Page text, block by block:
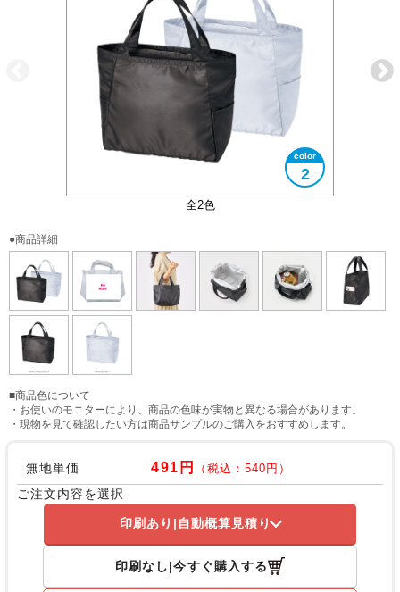
全2色
2
A4サイズ対応
大きさイメージ
内側アルミコーティング
使用イメージ
サイドポケット付き
●商品詳細
■商品色について
・お使いのモニターにより、商品の色味が実物と異なる場合があります。
・現物を見て確認したい方は商品サンプルのご購入をおすすめします。
無地単価 491円 （税込：540円）
ご注文内容を選択
印刷あり 自動概算見積り
印刷なし 今すぐ購入する